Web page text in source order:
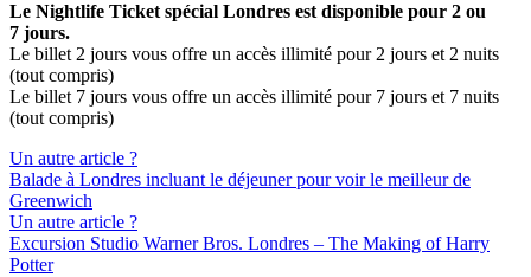
Le Nightlife Ticket spécial Londres est disponible pour 2 ou
7 jours.
Le billet 2 jours vous offre un accès illimité pour 2 jours et 2 nuits
(tout compris)
Le billet 7 jours vous offre un accès illimité pour 7 jours et 7 nuits
(tout compris)
Un autre article ?
Balade à Londres incluant le déjeuner pour voir le meilleur de
Greenwich
Un autre article ?
Excursion Studio Warner Bros. Londres – The Making of Harry
Potter